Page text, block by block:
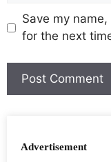
Save my
for the next
Advertisement